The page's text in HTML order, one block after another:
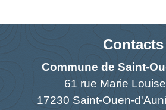
Contacts
Commune de Saint-
61 rue Marie
17230 Saint-Ouen-